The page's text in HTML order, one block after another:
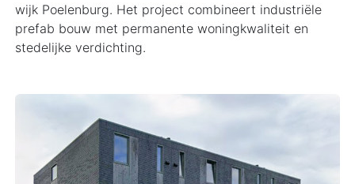
wijk Poelenburg. Het project combineert industriële
prefab bouw met permanente woningkwaliteit en
stedelijke verdichting.